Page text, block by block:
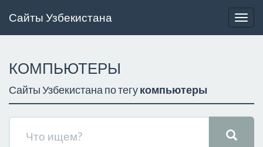
Сайты Узбекистана
КОМПЬЮТЕРЫ
Сайты Узбекистана по тегукомпьютеры